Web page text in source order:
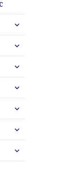
menu
ouvrir
le
sous-
menu
ouvrir
le
sous-
menu
ouvrir
le
sous-
menu
ouvrir
le
sous-
menu
ouvrir
le
sous-
menu
ouvrir
le
sous-
menu
ouvrir
le